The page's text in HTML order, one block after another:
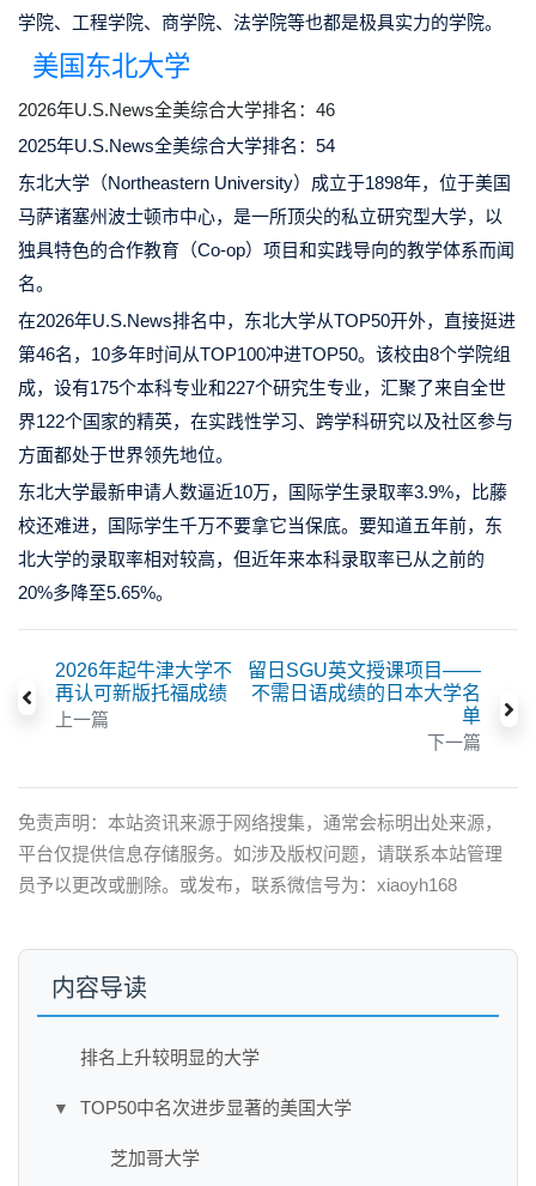
学院、工程学院、商学院、法学院等也都是极具实力的学院。
美国东北大学
2026年U.S.News全美综合大学排名：46
2025年U.S.News全美综合大学排名：54
东北大学（Northeastern University）成立于1898年，位于美国
马萨诸塞州波士顿市中心，是一所顶尖的私立研究型大学，以
独具特色的合作教育（Co-op）项目和实践导向的教学体系而闻
名。
在2026年U.S.News排名中，东北大学从TOP50开外，直接挺进
第46名，10多年时间从TOP100冲进TOP50。该校由8个学院组
成，设有175个本科专业和227个研究生专业，汇聚了来自全世
界122个国家的精英，在实践性学习、跨学科研究以及社区参与
方面都处于世界领先地位。
东北大学最新申请人数逼近10万，国际学生录取率3.9%，比藤
校还难进，国际学生千万不要拿它当保底。要知道五年前，东
北大学的录取率相对较高，但近年来本科录取率已从之前的
20%多降至5.65%。
2026年起牛津大学不
再认可新版托福成绩
上一篇
留日SGU英文授课项目——
不需日语成绩的日本大学名
单
下一篇
免责声明：本站资讯来源于网络搜集，通常会标明出处来源，
平台仅提供信息存储服务。如涉及版权问题，请联系本站管理
员予以更改或删除。或发布，联系微信号为：xiaoyh168
内容导读
排名上升较明显的大学
▼ TOP50中名次进步显著的美国大学
芝加哥大学